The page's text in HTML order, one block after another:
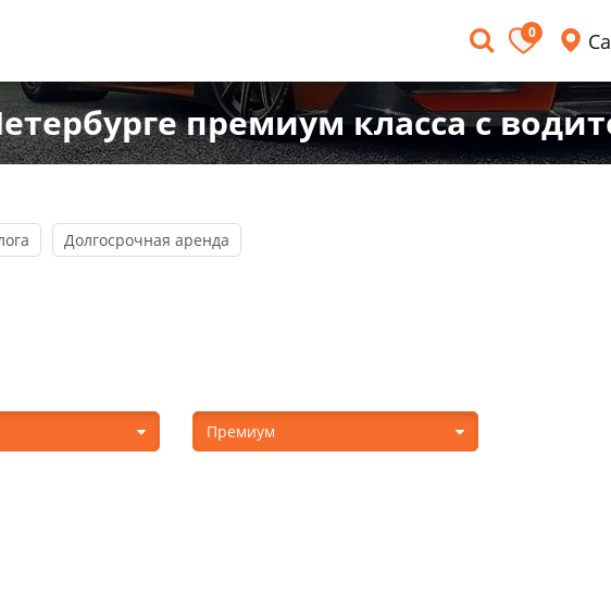
0
премиум класса с
Долгосрочная аренда
Премиум